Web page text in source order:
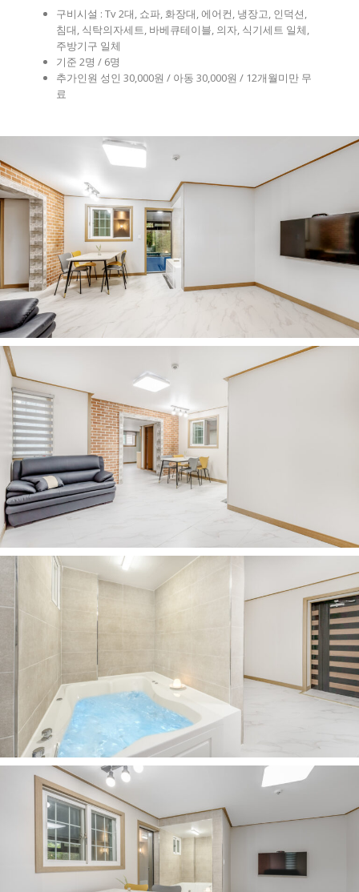
구비시설 : Tv 2대, 쇼파, 화장대, 에어컨, 냉장고, 인덕션,
침대, 식탁의자세트, 바베큐테이블, 의자, 식기세트 일체,
주방기구 일체
기준 2명 / 6명
추가인원 성인 30,000원 / 아동 30,000원 / 12개월미만 무
료